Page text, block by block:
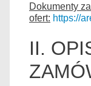
Dokumenty
ofert: https://
II.